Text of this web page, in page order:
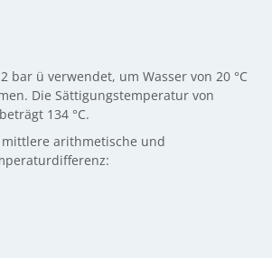
bar ü verwendet, um Wasser von 20 °C
Die Sättigungstemperatur von
134 °C.
mittlere arithmetische und